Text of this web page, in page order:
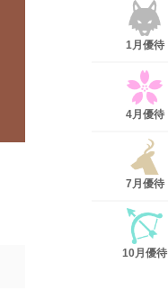
1月優待
4月優待
7月優待
10月優待